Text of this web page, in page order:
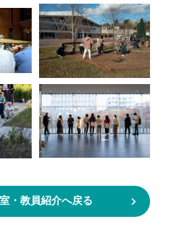
・教員紹介へ戻る